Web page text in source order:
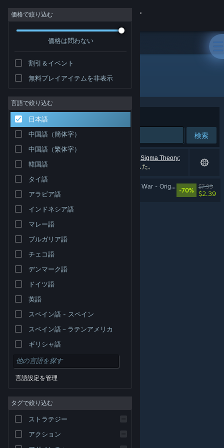
サインイン
コミュニティ
詳細
サポート
言語を変更
Steamモバイルアプリを入手
デスクトップウェブサイトを表示
© Valve Corporation. All rights reserved. 商標はすべて米
国およびその他の国の各社が所有します。
用規約| 返金| Cookie
価格で絞り込む
価格は問わない
割引＆イベント
無料プレイアイテムを非表示
言語で絞り込む
日本語
中国語（簡体字）
中国語（繁体字）
韓国語
タイ語
アラビア語
インドネシア語
マレー語
ブルガリア語
チェコ語
デンマーク語
ドイツ語
英語
スペイン語 - スペイン
スペイン語－ラテンアメリカ
ギリシャ語
言語設定を管理
タグで絞り込む
ストラテジー
アクション
"sigma theory"
並べ替え 適合性
検索
Sigma Theory:
Global Cold War
を含む）4タイトルを除外しました。
Sigma Theory: Global Cold War - Original Soundtrack
-70%
$7.99
$2.39